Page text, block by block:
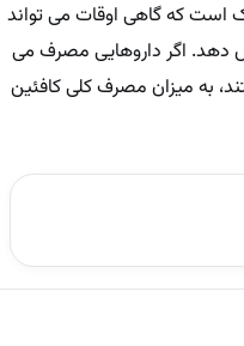
است که گاهی اوقات می تواند
دهد. اگر داروهایی مصرف می
به میزان مصرف کلی کافئین